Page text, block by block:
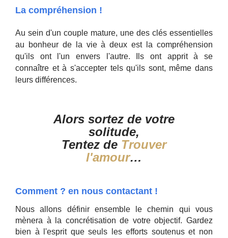
La compréhension !
Au sein d'un couple mature, une des clés essentielles
au bonheur de la vie à deux est la compréhension
qu'ils ont l'un envers l'autre. Ils ont apprit à se
connaître et à s'accepter tels qu'ils sont, même dans
leurs différences.
Alors sortez de votre
solitude,
Tentez de Trouver
l'amour…
Comment ? en nous contactant !
Nous allons définir ensemble le chemin qui vous
mènera à la concrétisation de votre objectif. Gardez
bien à l'esprit que seuls les efforts soutenus et non